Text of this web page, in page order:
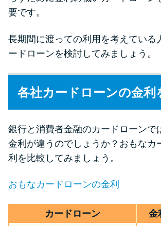
を解説
てはいけない理由
の対処法
安や審査に通らない
ブラックでもお金
要です。
長期間に渡っての利用を考えている
ードローンを検討してみましょう。
各社カードローンの金利
銀行と消費者金融のカードローンで
金利が違うのでしょうか？おもなカ
利を比較してみましょう。
おもなカードローンの金利
カードローン
金